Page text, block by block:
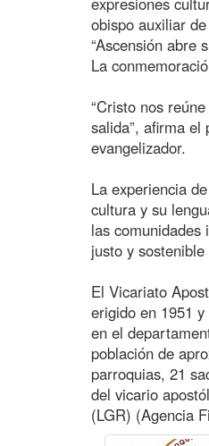
obispo auxiliar
“Ascensión abre
La
“Cristo nos
salida”, afirma
evangelizador.
La experiencia
cultura y su
las
justo y
El Vicariato
erigido en 1951
en el
población de
parroquias, 21
del vicario
(LGR) (Agencia